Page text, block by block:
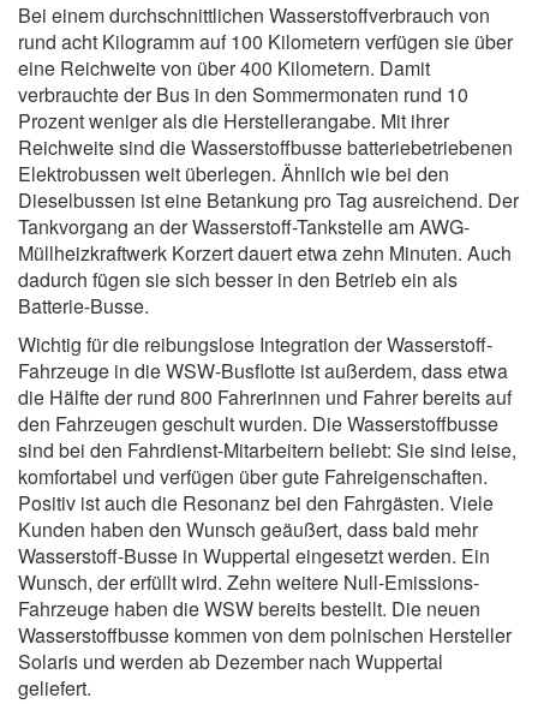
Bei einem durchschnittlichen Wasserstoffverbrauch von
rund acht Kilogramm auf 100 Kilometern verfügen sie über
eine Reichweite von über 400 Kilometern. Damit
verbrauchte der Bus in den Sommermonaten rund 10
Prozent weniger als die Herstellerangabe. Mit ihrer
Reichweite sind die Wasserstoffbusse batteriebetriebenen
Elektrobussen weit überlegen. Ähnlich wie bei den
Dieselbussen ist eine Betankung pro Tag ausreichend. Der
Tankvorgang an der Wasserstoff-Tankstelle am AWG-
Müllheizkraftwerk Korzert dauert etwa zehn Minuten. Auch
dadurch fügen sie sich besser in den Betrieb ein als
Batterie-Busse.
Wichtig für die reibungslose Integration der Wasserstoff-
Fahrzeuge in die WSW-Busflotte ist außerdem, dass etwa
die Hälfte der rund 800 Fahrerinnen und Fahrer bereits auf
den Fahrzeugen geschult wurden. Die Wasserstoffbusse
sind bei den Fahrdienst-Mitarbeitern beliebt: Sie sind leise,
komfortabel und verfügen über gute Fahreigenschaften.
Positiv ist auch die Resonanz bei den Fahrgästen. Viele
Kunden haben den Wunsch geäußert, dass bald mehr
Wasserstoff-Busse in Wuppertal eingesetzt werden. Ein
Wunsch, der erfüllt wird. Zehn weitere Null-Emissions-
Fahrzeuge haben die WSW bereits bestellt. Die neuen
Wasserstoffbusse kommen von dem polnischen Hersteller
Solaris und werden ab Dezember nach Wuppertal
geliefert.